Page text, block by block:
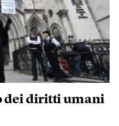
dei diritti umani